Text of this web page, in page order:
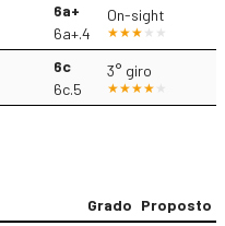
6a+
6a+.4
On-sight
6c
6c.5
3° giro
Grado Proposto